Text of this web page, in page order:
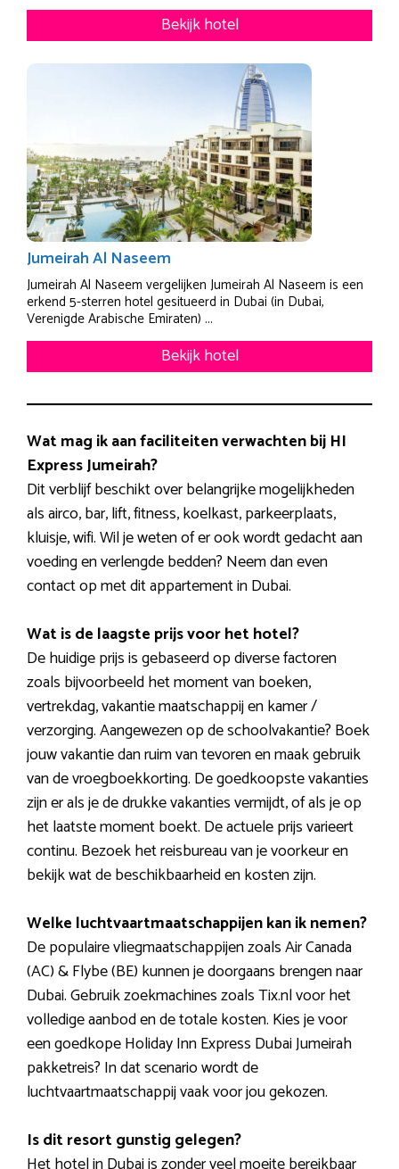
Bekijk hotel
Jumeirah Al Naseem
Jumeirah Al Naseem vergelijken Jumeirah Al Naseem is een
erkend 5-sterren hotel gesitueerd in Dubai (in Dubai,
Verenigde Arabische Emiraten) ...
Bekijk hotel
Wat mag ik aan faciliteiten verwachten bij HI
Express Jumeirah?
Dit verblijf beschikt over belangrijke mogelijkheden
als airco, bar, lift, fitness, koelkast, parkeerplaats,
kluisje, wifi. Wil je weten of er ook wordt gedacht aan
voeding en verlengde bedden? Neem dan even
contact op met dit appartement in Dubai.
Wat is de laagste prijs voor het hotel?
De huidige prijs is gebaseerd op diverse factoren
zoals bijvoorbeeld het moment van boeken,
vertrekdag, vakantie maatschappij en kamer /
verzorging. Aangewezen op de schoolvakantie? Boek
jouw vakantie dan ruim van tevoren en maak gebruik
van de vroegboekkorting. De goedkoopste vakanties
zijn er als je de drukke vakanties vermijdt, of als je op
het laatste moment boekt. De actuele prijs varieert
continu. Bezoek het reisbureau van je voorkeur en
bekijk wat de beschikbaarheid en kosten zijn.
Welke luchtvaartmaatschappijen kan ik nemen?
De populaire vliegmaatschappijen zoals Air Canada
(AC) & Flybe (BE) kunnen je doorgaans brengen naar
Dubai. Gebruik zoekmachines zoals Tix.nl voor het
volledige aanbod en de totale kosten. Kies je voor
een goedkope Holiday Inn Express Dubai Jumeirah
pakketreis? In dat scenario wordt de
luchtvaartmaatschappij vaak voor jou gekozen.
Is dit resort gunstig gelegen?